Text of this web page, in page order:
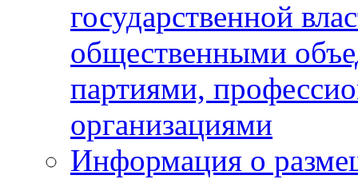
государственной
общественными
партиями,
организациями
Информация о